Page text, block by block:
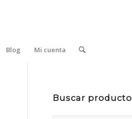
Blog Mi cuenta
Buscar producto